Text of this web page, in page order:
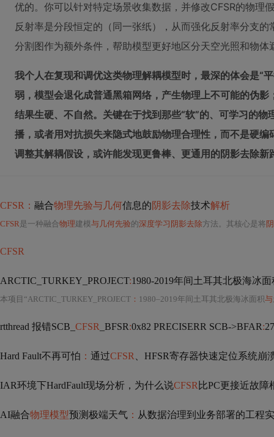
优的。你可以针对特定场景收集数据，并修改CFSR的物理
反射率是分段恒定的（同一张纸），从而强化反射率分支
分割图作为额外条件，帮助模型更好地区分天空光照和物体
我个人在复现和调优这类物理解耦模型时，最深的体会是“
弱，模型会退化成普通黑箱网络，产生物理上不可能的伪
结果生硬、不自然。关键在于找到那些“软”的、可学习的
播，或者用对抗损失来隐式地鼓励物理合理性，而不是硬
调整其解耦假设，或许能发现更鲁棒、更通用的阴影去除新
CFSR： 融合物理先验与几何信息的阴影去除技术解析
CFSR是一种融合物理建模与几何先验的深度学习阴影去除方法。其核心是将
CFSR
ARCTIC_TURKEY_PROJECT:1980-2019年间土耳其北极海冰面
本项目“ARCTIC_TURKEY_PROJECT ： 1980–2019年间土耳其北极海冰面积与
rtthread 报错SCB_ CFSR _BFSR:0x82 PRECISERR SCB->BFAR:
Hard Fault不再可怕 ： 通过CFSR 、HFSR寄存器快速定位系统崩
IAR环境下HardFault现场分析，为什么说CFSR 比PC更接近故障
AI融合物理模型预测极端天气 ： 从数据治理到业务部署的工程